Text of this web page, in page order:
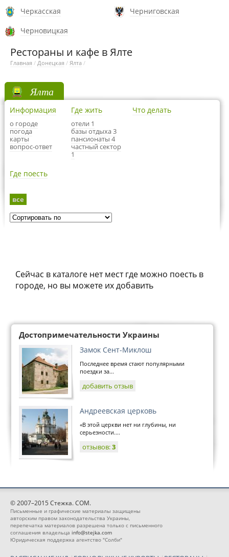
Черкасская
Черниговская
Черновицкая
Рестораны и кафе в Ялте
Главная / Донецкая / Ялта /
Ялта
Информация
о городе
погода
карты
вопрос-ответ
Где жить
отели 1
базы отдыха 3
пансионаты 4
частный сектор
1
Что делать
Где поесть
все
Сейчас в каталоге нет мест где можно поесть в
городе, но вы можете их добавить
Достопримечательности Украины
Замок Сент-Миклош
Последнее время стают популярными
поездки за...
добавить отзыв
Андреевская церковь
«В этой церкви нет ни глубины, ни
серьезности....
отзывов:3
© 2007–2015 Стежка. COM.
Письменные и графические материалы защищены
авторским правом законодательства Украины,
перепечатка материалов разрешена только с письменного
соглашения владельца info@stejka.com
Юридическая поддержка агентство "Солби"